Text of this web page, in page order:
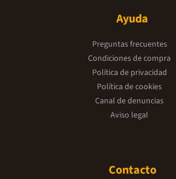
Ayuda
Preguntas frecuentes
Condiciones de compra
Política de privacidad
Política de cookies
Canal de denuncias
Aviso legal
Contacto